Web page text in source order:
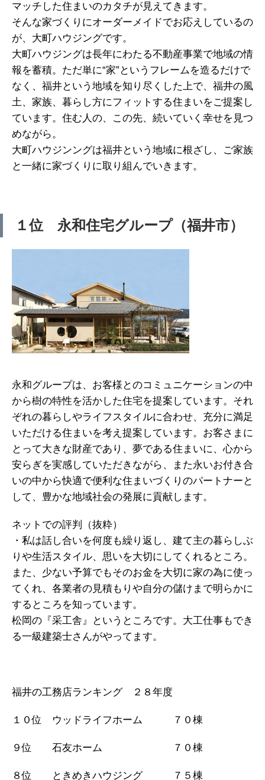
マッチした住まいのカタチが見えてきます。
そんな家づくりにオーダーメイドでお応えしているの
が、大町ハウジングです。
大町ハウジングは長年にわたる不動産事業で地域の情
報を蓄積。ただ単に“家”というフレームを造るだけで
なく、福井という地域を知り尽くした上で、福井の風
土、家族、暮らし方にフィットする住まいをご提案し
ています。住む人の、この先、続いていく幸せを見つ
めながら。
大町ハウジンングは福井という地域に根ざし、ご家族
と一緒に家づくりに取り組んでいきます。
１位 永和住宅グループ（福井市）
永和グループは、お客様とのコミュニケーションの中
から樹の特性を活かした住宅を提案しています。それ
ぞれの暮らしやライフスタイルに合わせ、充分に満足
いただける住まいを考え提案しています。お客さまに
とって大きな財産であり、夢である住まいに、心から
安らぎを実感していただきながら、また永いお付き合
いの中から快適で便利な住まいづくりのパートナーと
して、豊かな地域社会の発展に貢献します。
ネットでの評判（抜粋）
・私は話し合いを何度も繰り返し、建て主の暮らしぶ
りや生活スタイル、思いを大切にしてくれるところ。
また、少ない予算でもそのお金を大切に家の為に使っ
てくれ、各業者の見積もりや自分の儲けまで明らかに
するところを知っています。
松岡の『采工舎』というところです。大工仕事もでき
る一級建築士さんがやってます。
福井の工務店ランキング ２８年度
１０位 ウッドライフホーム ７０棟
９位 石友ホーム ７０棟
８位 ときめきハウジング ７５棟